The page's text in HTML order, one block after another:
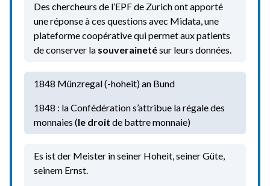
Des chercheurs de l’EPF de Zurich ont apporté
une réponse à ces questions avec Midata, une
plateforme coopérative qui permet aux patients
de conserver la souverainetésur leurs données.
1848 Münzregal (-hoheit) an Bund
1848 : la Confédération s’attribue la régale des
monnaies (le droit de battre monnaie)
Es ist der Meister in seiner Hoheit, seiner Güte,
seinem Ernst.